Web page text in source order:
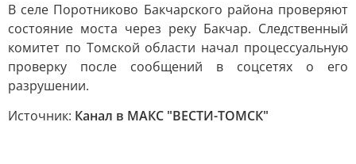
В селе Поротниково Бакчарского района проверяют
состояние моста через реку Бакчар. Следственный
комитет по Томской области начал процессуальную
проверку после сообщений в соцсетях о его
разрушении.
Источник: Канал в МАКС "ВЕСТИ-ТОМСК"